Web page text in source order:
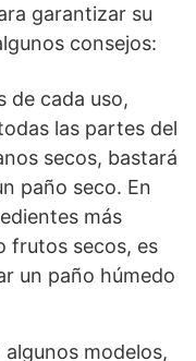
garantizar su
consejos:
de cada uso,
las partes del
secos, bastará
paño seco. En
más
frutos secos, es
un paño húmedo
algunos modelos,